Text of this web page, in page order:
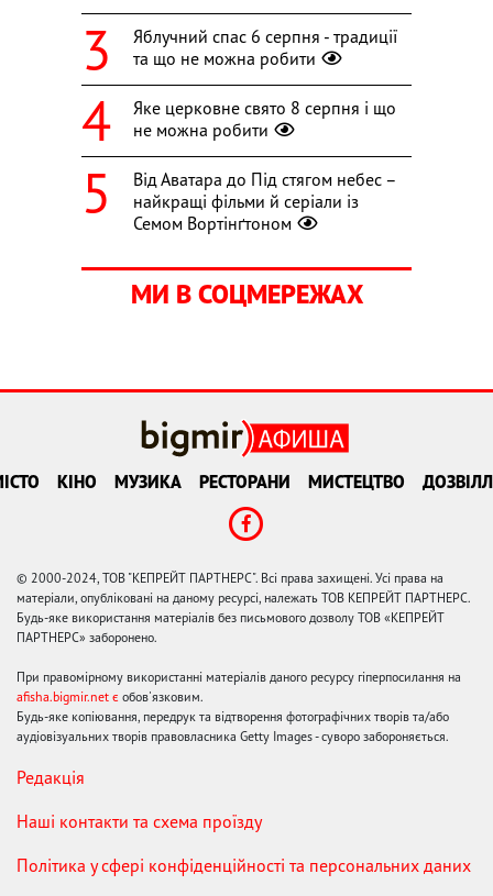
Яблучний спас 6 серпня - традиції
та що не можна робити
Яке церковне свято 8 серпня і що
не можна робити
Від Аватара до Під стягом небес –
найкращі фільми й серіали із
Семом Вортінґтоном
МИ В СОЦМЕРЕЖАХ
КІНО МУЗИКА РЕСТОРАНИ МИСТЕЦТВО
© 2000-2024, ТОВ "КЕПРЕЙТ ПАРТНЕРС". Всі права захищені. Усі права на
матеріали, опубліковані на даному ресурсі, належать ТОВ КЕПРЕЙТ ПАРТНЕРС.
Будь-яке використання матеріалів без письмового дозволу ТОВ «КЕПРЕЙТ
ПАРТНЕРС» заборонено.
При правомірному використанні матеріалів даного ресурсу гіперпосилання на
afisha.bigmir.net є обов'язковим.
Будь-яке копіювання, передрук та відтворення фотографічних творів та/або
аудіовізуальних творів правовласника Getty Images - суворо забороняється.
Редакція
Наші контакти та схема проїзду
Політика у сфері конфіденційності та персональних даних